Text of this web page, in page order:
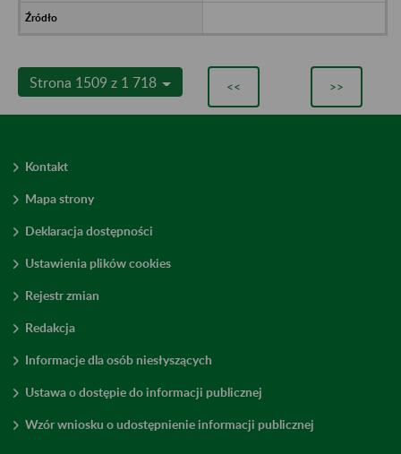
Strona 1509 z 1 718 << >>
Kontakt
Mapa strony
Deklaracja dostępności
Ustawienia plików cookies
Rejestr zmian
Redakcja
Informacje dla osób niesłyszących
Ustawa o dostępie do informacji publicznej
Wzór wniosku o udostępnienie informacji publicznej